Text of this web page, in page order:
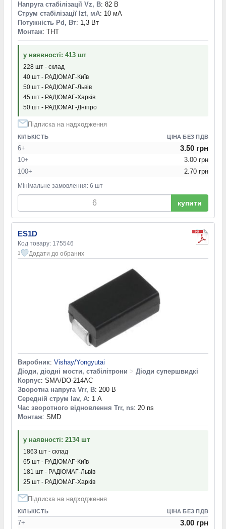
Напруга стабілізації Vz, В: 82 В
Струм стабілізації Izt, мА: 10 мА
Потужність Pd, Вт: 1,3 Вт
Монтаж: THT
у наявності: 413 шт
228 шт - склад
40 шт - РАДІОМАГ-Київ
50 шт - РАДІОМАГ-Львів
45 шт - РАДІОМАГ-Харків
50 шт - РАДІОМАГ-Дніпро
Підписка на надходження
КІЛЬКІСТЬ ЦІНА БЕЗ ПДВ
6+ 3.50 грн
10+
3.00 грн
100+
2.70 грн
Мінімальне замовлення: 6 шт
купити
ES1D
Код товару: 175546
1 Додати до обраних
Виробник: Vishay/Yongyutai
Діоди, діодні мости, стабілітрони > Діоди супершвидкі
Корпус: SMA/DO-214AC
Зворотна напруга Vrr, В: 200 В
Середній струм Iav, А: 1 А
Час зворотного відновлення Trr, ns: 20 ns
Монтаж: SMD
у наявності: 2134 шт
1863 шт - склад
65 шт - РАДІОМАГ-Київ
181 шт - РАДІОМАГ-Львів
25 шт - РАДІОМАГ-Харків
Підписка на надходження
КІЛЬКІСТЬ ЦІНА БЕЗ ПДВ
7+ 3.00 грн